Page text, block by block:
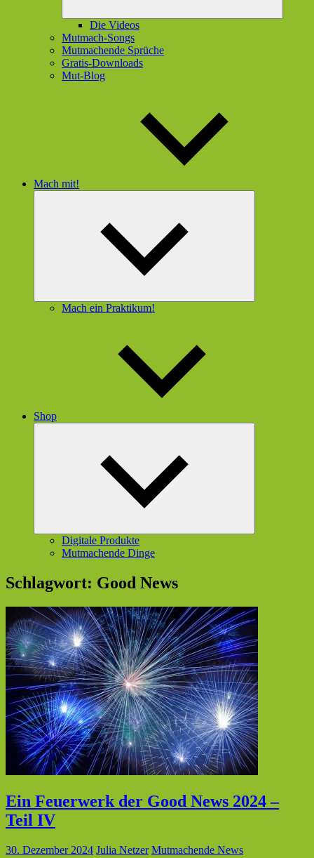
Die Videos
Mutmach-Songs
Mutmachende Sprüche
Gratis-Downloads
Mut-Blog
Mach mit!
Mach ein Praktikum!
Shop
Digitale Produkte
Mutmachende Dinge
Schlagwort: Good News
Ein Feuerwerk der Good News 2024 –
Teil IV
30. Dezember 2024 Julia Netzer Mutmachende News